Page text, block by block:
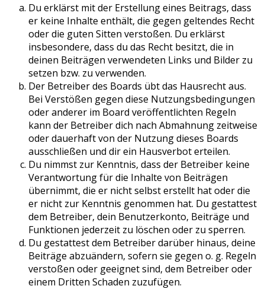
Du erklärst mit der Erstellung eines Beitrags, dass
er keine Inhalte enthält, die gegen geltendes Recht
oder die guten Sitten verstoßen. Du erklärst
insbesondere, dass du das Recht besitzt, die in
deinen Beiträgen verwendeten Links und Bilder zu
setzen bzw. zu verwenden.
Der Betreiber des Boards übt das Hausrecht aus.
Bei Verstößen gegen diese Nutzungsbedingungen
oder anderer im Board veröffentlichten Regeln
kann der Betreiber dich nach Abmahnung zeitweise
oder dauerhaft von der Nutzung dieses Boards
ausschließen und dir ein Hausverbot erteilen.
Du nimmst zur Kenntnis, dass der Betreiber keine
Verantwortung für die Inhalte von Beiträgen
übernimmt, die er nicht selbst erstellt hat oder die
er nicht zur Kenntnis genommen hat. Du gestattest
dem Betreiber, dein Benutzerkonto, Beiträge und
Funktionen jederzeit zu löschen oder zu sperren.
Du gestattest dem Betreiber darüber hinaus, deine
Beiträge abzuändern, sofern sie gegen o. g. Regeln
verstoßen oder geeignet sind, dem Betreiber oder
einem Dritten Schaden zuzufügen.